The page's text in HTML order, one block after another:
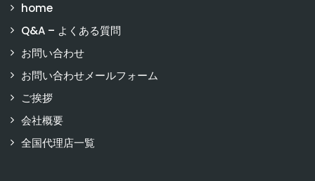
home
Q&A – よくある質問
お問い合わせ
お問い合わせメールフォーム
ご挨拶
会社概要
全国代理店一覧